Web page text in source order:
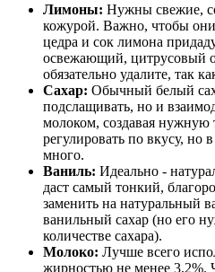
Лимоны: Нужны свежие,
кожурой. Важно, чтобы
цедра и сок лимона
освежающий, цитрусовый
обязательно удалите, так
Сахар: Обычный белый
подслащивать, но и
молоком, создавая нужную
регулировать по вкусу, но
много.
Ваниль: Идеально -
даст самый тонкий,
заменить на натуральный
ванильный сахар (но его
количестве сахара).
Молоко: Лучше всего
жирностью не менее 3,2%.